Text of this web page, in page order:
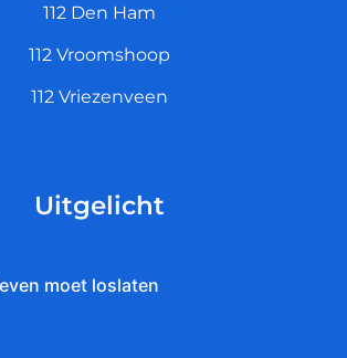
112 Den Ham
112 Vroomshoop
112 Vriezenveen
Uitgelicht
moet loslaten